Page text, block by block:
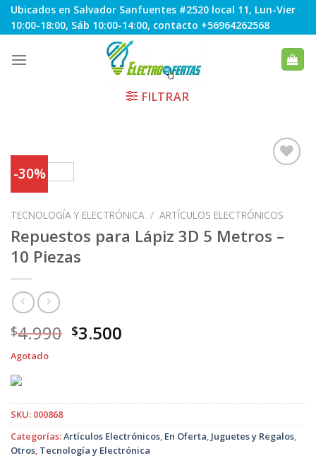
Skip
to
Ubicados en Salvador Sanfuentes #2520 local 11, Lun-Vier
10:00-18:00, Sáb 10:00-14:00, contacto +56964262568
FILTRAR
-30%
a
TECNOLOGÍA Y ELECTRÓNICA / ARTÍCULOS ELECTRÓNICOS
Repuestos para Lápiz 3D 5 Metros –
10 Piezas
$4.990 El
$4.990.
$3.500
$3.500.
Agotado
SKU: 000868
Categorías:Artículos Electrónicos, En Oferta, Juguetes y Regalos,
Otros, Tecnología y Electrónica